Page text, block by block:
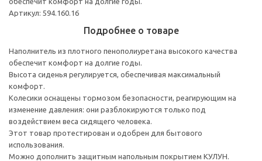
Артикул: 594.160.16
Подробнее о товаре
Наполнитель из плотного пенополиуретана высокого качества
обеспечит комфорт на долгие годы.
Высота сиденья регулируется, обеспечивая максимальный
комфорт.
Колесики оснащены тормозом безопасности, реагирующим на
изменение давления: они разблокируются только под
воздействием веса сидящего человека.
Этот товар протестирован и одобрен для бытового
использования.
Можно дополнить защитным напольным покрытием КУЛУН.